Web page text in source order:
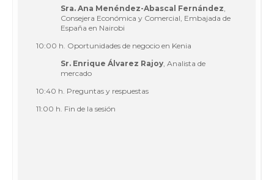
Sra. Ana Menéndez-Abascal Fernández
Consejera Económica y Comercial, Embajada de
España en Nairobi
10:00 h. Oportunidades de negocio en Kenia
Sr. Enrique Álvarez Rajoy , Analista de
mercado
10:40 h. Preguntas y respuestas
11:00 h. Fin de la sesión